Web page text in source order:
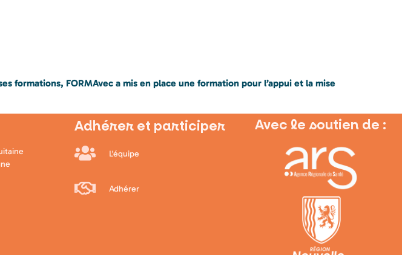
formations, FORMAvec a mis en place une formation pour l’appui et la mise
Adhérer et participer
L'équipe
Adhérer
Avec le soutien de :